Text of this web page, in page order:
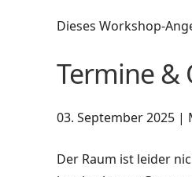
Dieses Workshop-
Termine &
03. September 2025 |
Der Raum ist leider